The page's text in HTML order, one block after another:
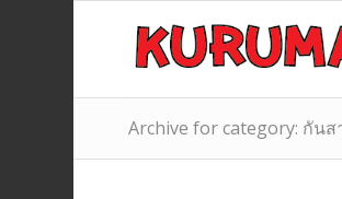
Archive for category: กันส